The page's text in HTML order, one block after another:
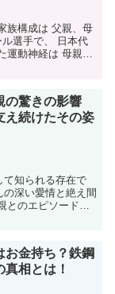
族構成は 父親、母
選手で、 日本代
運動神経は 母親譲
の驚きの影響
え続けたその姿
て知られる存在で
深い愛情と絶え間
のエピソードを
お金持ち？鉄鋼
相とは！